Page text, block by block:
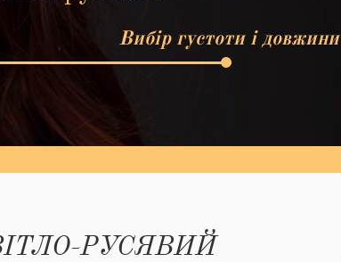
Вибір густоти і довжини
РУСЯВИЙ